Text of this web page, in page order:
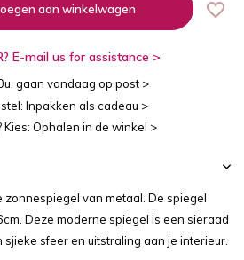
aan winkelwagen
E-mail us for assistance >
gaan vandaag op post >
Inpakken als cadeau >
Ophalen in de winkel >
van metaal. De spiegel
Deze moderne spiegel is een sieraad
sfeer en uitstraling aan je interieur.